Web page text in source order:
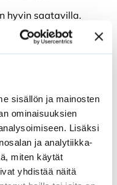
sisällön ja mainosten
ominaisuuksien
Lisäksi
ja analytiikka-
miten käytät
yhdistää näitä
hyvin saatavilla.
ikkunan pintaan.
toiseen
on ulospäin
pinta.
rullaverhojen